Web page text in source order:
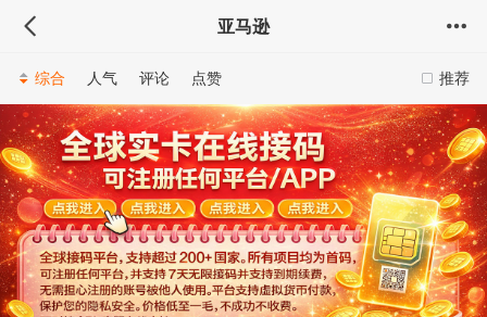
亚马逊
推荐
综合 人气 评论 点赞